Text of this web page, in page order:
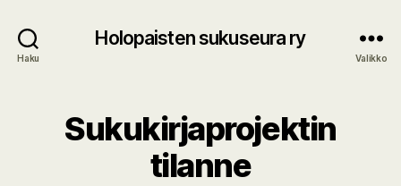
Haku
Holopaisten sukuseura ry
Valikko
Sukukirjaprojektin
tilanne